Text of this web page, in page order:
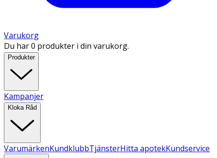
Varukorg
Du har 0 produkter i din varukorg.
Produkter
Kampanjer
Kloka Råd
VarumärkenKundklubbTjänsterHitta apotekKundservice